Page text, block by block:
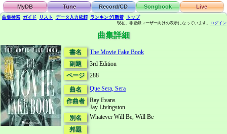
MyDB Tune Record/CD Songbook Live
曲集検索 ガイド リスト データ 入力依頼 ランキング/新着 トップ
現在、非登録ユーザー向けの表示になっています。 ログイン
曲集詳細
書名
The Movie Fake Book
副題
3rd Edition
ページ
288
曲名
Que Sera, Sera
作曲者
Ray Evans
Jay Livingston
別名
Whatever Will Be, Will Be
邦題